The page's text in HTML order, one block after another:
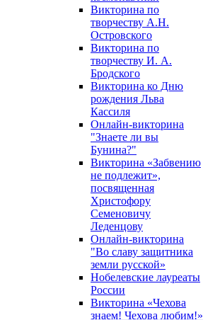
Викторина по
творчеству А.Н.
Островского
Викторина по
творчеству И. А.
Бродского
Викторина ко Дню
рождения Льва
Кассиля
Онлайн-викторина
"Знаете ли вы
Бунина?"
Викторина «Забвению
не подлежит»,
посвященная
Христофору
Семеновичу
Леденцову
Онлайн-викторина
"Во славу защитника
земли русской»
Нобелевские лауреаты
России
Викторина «Чехова
знаем! Чехова любим!»